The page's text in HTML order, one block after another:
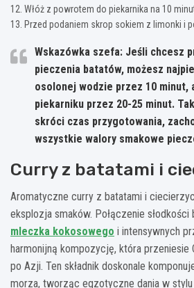
Włóż z powrotem do piekarnika na 10
Przed podaniem skrop sokiem z limonki i
Wskazówka szefa: Jeśli chcesz
pieczenia batatów, możesz
osolonej wodzie przez 10 minut,
piekarniku przez 20-25 minut.
skróci czas przygotowania,
wszystkie walory smakowe
Curry z batatami i
Aromatyczne curry z batatami i
eksplozja smaków. Połączenie
mleczka kokosowego i intensywnych
harmonijną kompozycję, która przeniesie
po Azji. Ten składnik doskonale
morza, tworząc egzotyczne dania w